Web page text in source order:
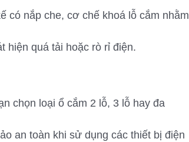
có nắp che, cơ chế khoá lỗ cắm nhằm
hiện quá tải hoặc rò rỉ điện.
chọn loại ổ cắm 2 lỗ, 3 lỗ hay đa
an toàn khi sử dụng các thiết bị điện